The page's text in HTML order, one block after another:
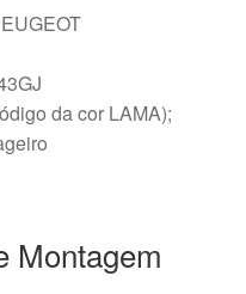
da cor LAMA);
Montagem